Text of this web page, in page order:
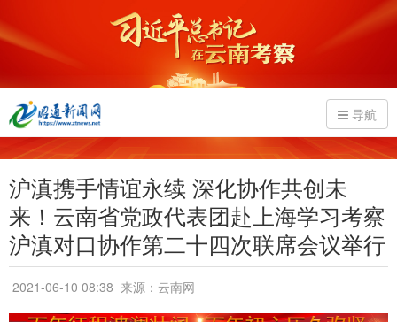
导航
沪滇携手情谊永续 深化协作共创未
来！云南省党政代表团赴上海学习考察
沪滇对口协作第二十四次联席会议举行
2021-06-10 08:38 来源：云南网